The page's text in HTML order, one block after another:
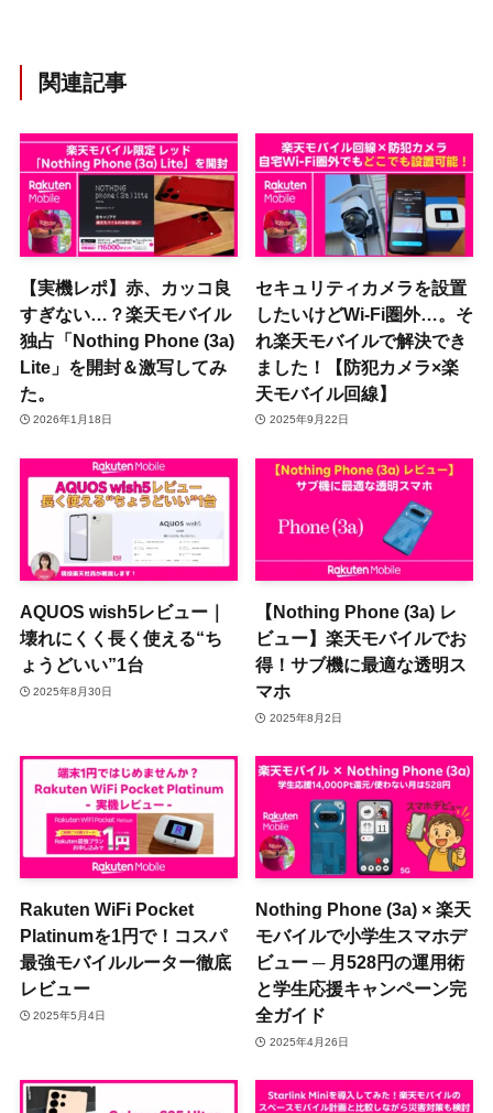
関連記事
【実機レポ】赤、カッコ良
すぎない…？楽天モバイル
独占「Nothing Phone (3a)
Lite」を開封＆激写してみ
た。
2026年1月18日
セキュリティカメラを設置
したいけどWi-Fi圏外…。そ
れ楽天モバイルで解決でき
ました！【防犯カメラ×楽
天モバイル回線】
2025年9月22日
AQUOS wish5レビュー｜
壊れにくく長く使える“ち
ょうどいい”1台
2025年8月30日
【Nothing Phone (3a) レ
ビュー】楽天モバイルでお
得！サブ機に最適な透明ス
マホ
2025年8月2日
Rakuten WiFi Pocket
Platinumを1円で！コスパ
最強モバイルルーター徹底
レビュー
2025年5月4日
Nothing Phone (3a) × 楽天
モバイルで小学生スマホデ
ビュー ─ 月528円の運用術
と学生応援キャンペーン完
全ガイド
2025年4月26日